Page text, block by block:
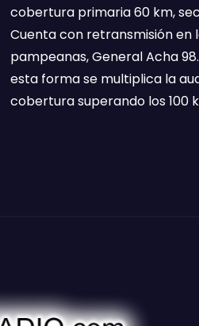
cobertura primaria 60 km,
Cuenta con retransmisión en
pampeanas, General Acha
esta forma se multiplica la
cobertura superando los 100